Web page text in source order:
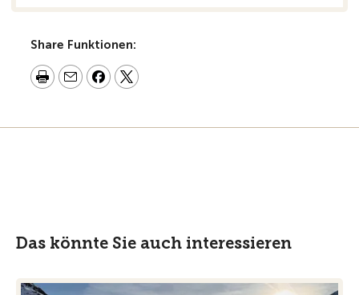
Share Funktionen:
Das könnte Sie auch interessieren